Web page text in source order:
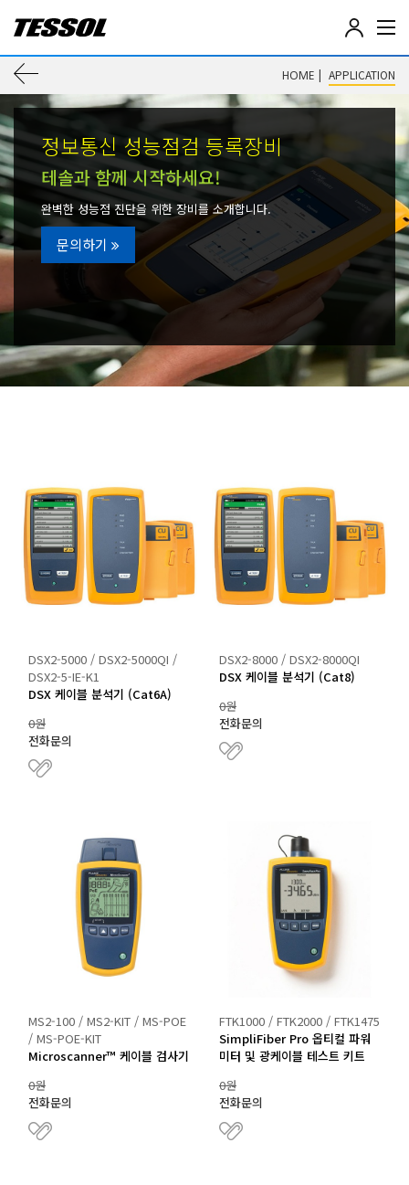
테
(
T
E
S
S
O
L
)
-
전
기
전
측
기
데
이
터
전
페
이
지
로
HOME | APPLICATION
정보통신 성능점검 등록장비
테솔과 함께 시작하세요!
완벽한 성능점 진단을 위한 장비를 소개합니다.
문의하기
DSX2-5000 / DSX2-5000QI /
DSX2-5-IE-K1
DSX 케이블 분석기 (Cat6A)
0원
전화문의
DSX2-8000 / DSX2-8000QI
DSX 케이블 분석기 (Cat8)
0원
전화문의
MS2-100 / MS2-KIT / MS-POE
/ MS-POE-KIT
Microscanner™ 케이블 검사기
0원
전화문의
FTK1000 / FTK2000 / FTK1475
SimpliFiber Pro 옵티컬 파워
미터 및 광케이블 테스트 키트
0원
전화문의